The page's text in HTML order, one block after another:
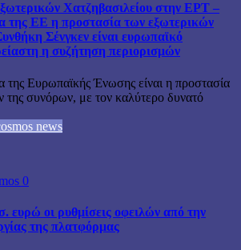
Χατζηβασιλείου στην ΕΡΤ –
της ΕΕ η προστασία των εξωτερικών
Σένγκεν είναι ευρωπαϊκό
η συζήτηση περιορισμών
της Ευρωπαϊκής Ένωσης είναι η προστασία
της συνόρων, με τον καλύτερο δυνατό
news
0
ευρώ οι ρυθμίσεις οφειλών από την
της πλατφόρμας